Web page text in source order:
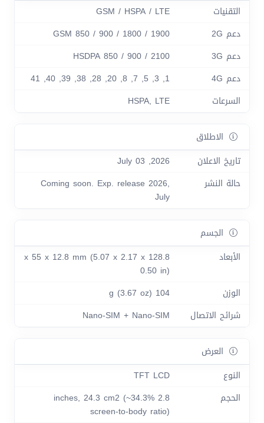
التقنيات
GSM / HSPA / LTE
دعم 2G
GSM 850 / 900 / 1800 / 1900
دعم 3G
HSDPA 850 / 900 / 2100
دعم 4G
1, 3, 5, 7, 8, 20, 28, 38, 39, 40, 41
السرعات
HSPA, LTE
الاطلاق
تاريخ الاعلان
2026, July 03
حالة النشر
Coming soon. Exp. release 2026,
July
الجسم
الأبعاد
128.8 x 55 x 12.8 mm (5.07 x 2.17 x
0.50 in)
الوزن
104 g (3.67 oz)
شرائح الاتصال
Nano-SIM + Nano-SIM
العرض
النوع
TFT LCD
الحجم
2.8 inches, 24.3 cm2 (~34.3%
screen-to-body ratio)